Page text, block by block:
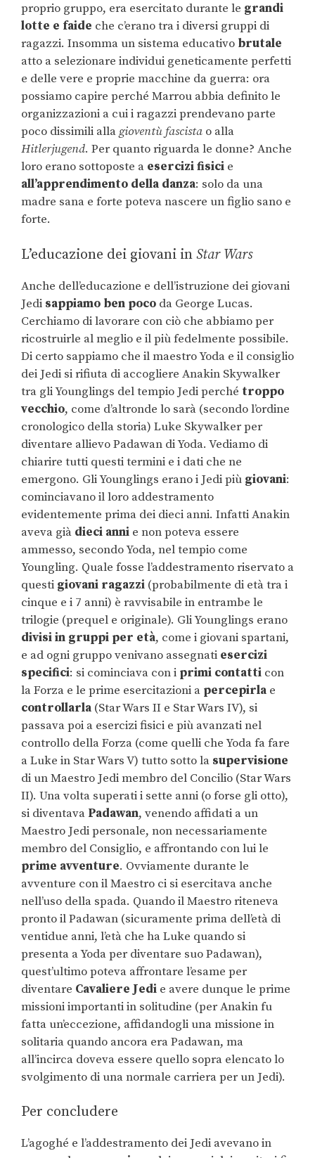
proprio gruppo, era esercitato durante le grandi
lotte e faide che c’erano tra i diversi gruppi di
ragazzi. Insomma un sistema educativo brutale
atto a selezionare individui geneticamente perfetti
e delle vere e proprie macchine da guerra: ora
possiamo capire perché Marrou abbia definito le
organizzazioni a cui i ragazzi prendevano parte
poco dissimili allagioventù fascista o alla
Hitlerjugend. Per quanto riguarda le donne? Anche
loro erano sottoposte a esercizi fisici e
all’apprendimento della danza: solo da una
madre sana e forte poteva nascere un figlio sano e
forte.
L’educazione dei giovani in Star Wars
Anche dell’educazione e dell’istruzione dei giovani
Jedi sappiamo ben poco da George Lucas.
Cerchiamo di lavorare con ciò che abbiamo per
ricostruirle al meglio e il più fedelmente possibile.
Di certo sappiamo che il maestro Yoda e il consiglio
dei Jedi si rifiuta di accogliere Anakin Skywalker
tra gli Younglings del tempio Jedi perché troppo
vecchio, come d’altronde lo sarà (secondo l’ordine
cronologico della storia) Luke Skywalker per
diventare allievo Padawan di Yoda. Vediamo di
chiarire tutti questi termini e i dati che ne
emergono. Gli Younglings erano i Jedi più giovani:
cominciavano il loro addestramento
evidentemente prima dei dieci anni. Infatti Anakin
aveva già dieci anni e non poteva essere
ammesso, secondo Yoda, nel tempio come
Youngling. Quale fosse l’addestramento riservato a
questi giovani ragazzi (probabilmente di età tra i
cinque e i 7 anni) è ravvisabile in entrambe le
trilogie (prequel e originale). Gli Younglings erano
divisi in gruppi per età, come i giovani spartani,
e ad ogni gruppo venivano assegnati esercizi
specifici: si cominciava con i primi contatti con
la Forza e le prime esercitazioni a percepirla e
controllarla (Star Wars II e Star Wars IV), si
passava poi a esercizi fisici e più avanzati nel
controllo della Forza (come quelli che Yoda fa fare
a Luke in Star Wars V) tutto sotto la supervisione
di un Maestro Jedi membro del Concilio (Star Wars
II). Una volta superati i sette anni (o forse gli otto),
si diventava Padawan, venendo affidati a un
Maestro Jedi personale, non necessariamente
membro del Consiglio, e affrontando con lui le
prime avventure. Ovviamente durante le
avventure con il Maestro ci si esercitava anche
nell’uso della spada. Quando il Maestro riteneva
pronto il Padawan (sicuramente prima dell’età di
ventidue anni, l’età che ha Luke quando si
presenta a Yoda per diventare suo Padawan),
quest’ultimo poteva affrontare l’esame per
diventare Cavaliere Jedi e avere dunque le prime
missioni importanti in solitudine (per Anakin fu
fatta un’eccezione, affidandogli una missione in
solitaria quando ancora era Padawan, ma
all’incirca doveva essere quello sopra elencato lo
svolgimento di una normale carriera per un Jedi).
Per concludere
L’agoghé e l’addestramento dei Jedi avevano in